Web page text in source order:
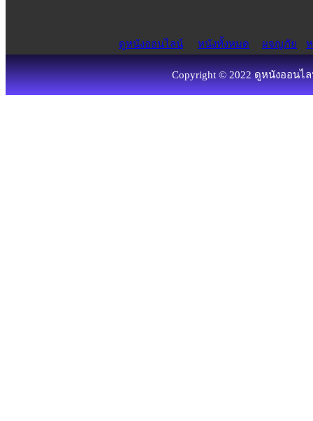
ดูหนังออนไลน์ หนังทั้งหมด ผจญภัย
Copyright © 2022 ดูหนังออนไ